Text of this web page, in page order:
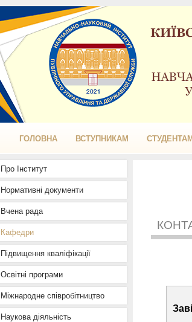
ГОЛОВНА ВСТУПНИКАМ СТУДЕНТАМ
Про Інститут
Нормативні документи
Вчена рада
Кафедри
Підвищення кваліфікації
Освітні програми
Міжнародне співробітництво
Наукова діяльність